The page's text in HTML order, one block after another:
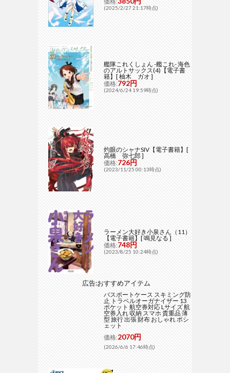
(2025/2/27 21:17時点)
艦隊これくしょん -艦これ- 海色
のアルトサックス(4)【電子書
籍】[ 柚木 ガオ ]
価格:792円
(2024/6/24 19:59時点)
灼眼のシャナSIV【電子書籍】[
高橋 弥七郎 ]
価格:726円
(2023/11/25 00:13時点)
ラーメン大好き小泉さん（11）
【電子書籍】[ 鳴見なる ]
価格:748円
(2023/8/25 10:24時点)
広告:おすすめアイテム
パスポートケース スキミング防
止 トラベルオーガナイザー 13
ポケット 航空券対応 Lサイズ 航
空券入れ 収納 スマホ 貴重品 薄
型 旅行 出張 財布 おしゃれ ポシ
ェット
価格:2070円
(2026/6/6 17:46時点)